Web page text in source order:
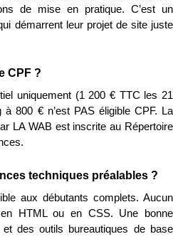
de mise en pratique. C’est un
démarrent leur projet de site juste
CPF ?
uniquement (1 200 € TTC les 21
à 800 € n’est PAS éligible CPF. La
LA WAB est inscrite au Répertoire
techniques préalables ?
aux débutants complets. Aucun
HTML ou en CSS. Une bonne
des outils bureautiques de base